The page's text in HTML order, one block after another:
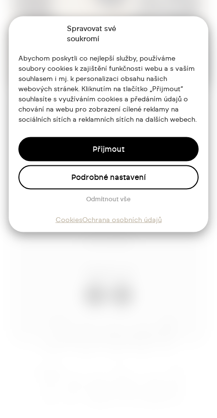
Spravovat své
soukromí
Abychom poskytli co nejlepší služby, používáme
soubory cookies k zajištění funkčnosti webu a s vaším
souhlasem i mj. k personalizaci obsahu našich
webových stránek. Kliknutím na tlačítko „Přijmout“
souhlasíte s využíváním cookies a předáním údajů o
chování na webu pro zobrazení cílené reklamy na
sociálních sítích a reklamních sítích na dalších webech.
Přijmout
Odmítnout vše
Podrobné nastavení
CookiesOchrana osobních údajů
Portfolio
O mně
Služby
Blog
Kontakt
+420 773 986 416
jtdesign@joseftrakal.cz